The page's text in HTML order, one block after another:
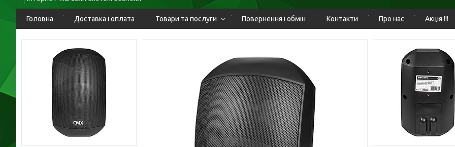
Головна Доставка і оплата Товари та послуги Повернення і обмін Контакти Про нас Акція !!!